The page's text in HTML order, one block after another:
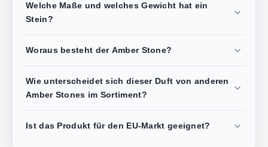
Welche Maße und welches Gewicht hat ein
Stein?
Woraus besteht der Amber Stone?
Wie unterscheidet sich dieser Duft von anderen
Amber Stones im Sortiment?
Ist das Produkt für den EU-Markt geeignet?